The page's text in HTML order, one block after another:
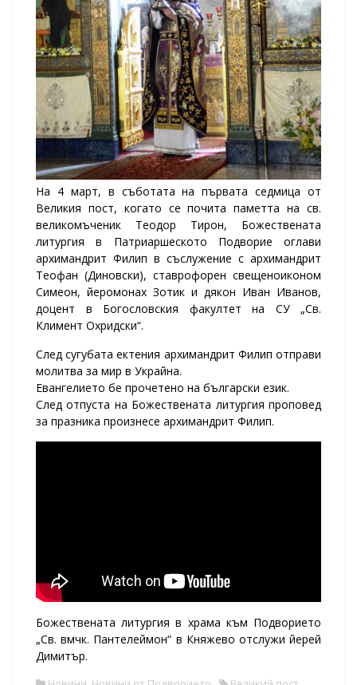
На 4 март, в съботата на първата седмица от
Великия пост, когато се почита паметта на св.
великомъченик Теодор Тирон, Божествената
литургия в Патриаршеското Подворие оглави
архимандрит Филип в съслужение с архимандрит
Теофан (Диновски), ставрофорен свещеноиконом
Симеон, йеромонах Зотик и дякон Иван Иванов,
доцент в Богословския факултет на СУ „Св.
Климент Охридски“.
След сугубата ектения архимандрит Филип отправи
молитва за мир в Украйна.
Евангелието бе прочетено на български език.
След отпуста на Божествената литургия проповед
за празника произнесе архимандрит Филип.
Божествената литургия в храма към Подворието
„Св. вмчк. Пантелеймон“ в Княжево отслужи йерей
Димитър.